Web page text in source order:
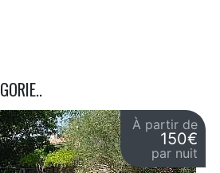
À partir de
150€
par nuit